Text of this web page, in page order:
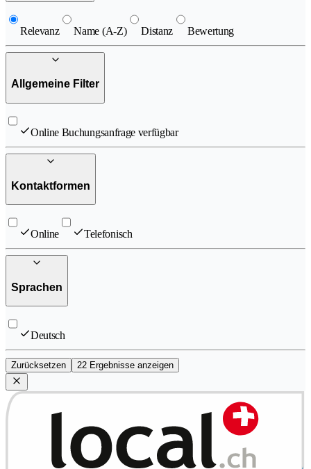
Relevanz Name (A-Z) Distanz Bewertung
Allgemeine Filter
Online Buchungsanfrage verfügbar
Kontaktformen
Online Telefonisch
Sprachen
Deutsch
Zurücksetzen 22 Ergebnisse anzeigen